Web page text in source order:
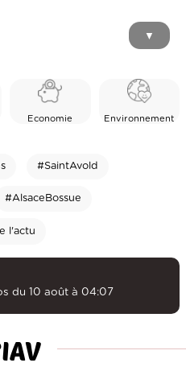
▼
Economie Environnement
#SaintAvold
#AlsaceBossue
l'actu
du 10 août à 04:07